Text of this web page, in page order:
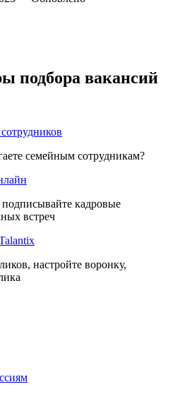
подбора вакансий
семейным сотрудникам?
кадровые
встреч
настройте воронку,